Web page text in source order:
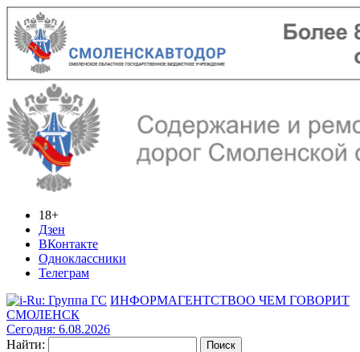
18+
Дзен
ВКонтакте
Одноклассники
Телеграм
ИНФОРМАГЕНТСТВОО ЧЕМ ГОВОРИТ
СМОЛЕНСК
Сегодня: 6.08.2026
Найти: